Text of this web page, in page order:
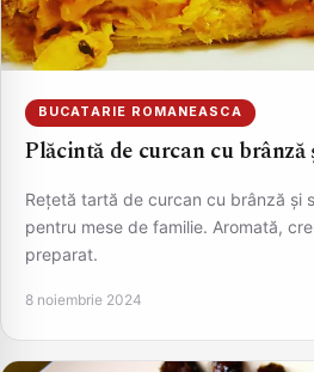
BUCATARIE ROMANEASCA
Plăcintă de curcan cu brânză
Rețetă tartă de curcan cu brânză și
pentru mese de familie. Aromată,
preparat.
8 noiembrie 2024